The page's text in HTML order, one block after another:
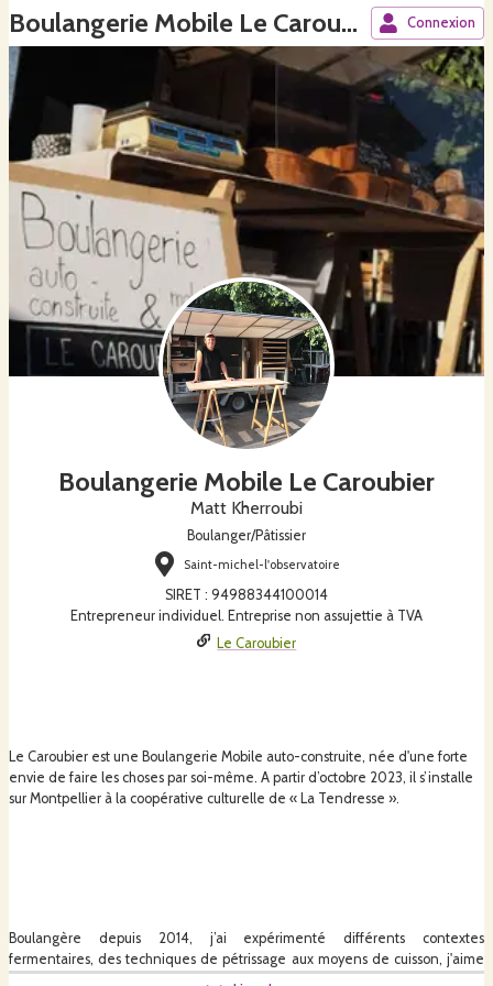
Boulangerie Mobile Le Caroubier Connexion
Boulangerie Mobile Le Caroubier
Matt Kherroubi
Boulanger/Pâtissier
Saint-michel-l'observatoire
SIRET : 94988344100014
Entrepreneur individuel. Entreprise non assujettie à TVA
Le Caroubier
Le Caroubier est une Boulangerie Mobile auto-construite, née d'une forte
envie de faire les choses par soi-même. A partir d’octobre 2023, il s’installe
sur Montpellier à la coopérative culturelle de « La Tendresse ».
Boulangère depuis 2014, j’ai expérimenté différents contextes
fermentaires, destechniques de pétrissage aux moyens de cuisson, j'aime
travailler un pain « tout-terrain ». Je suis attachée à une éthique éco-